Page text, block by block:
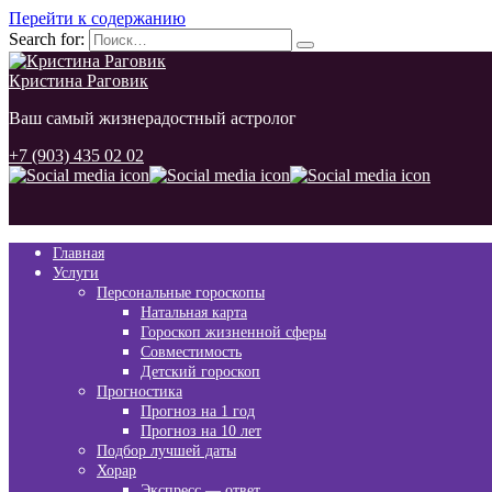
Перейти к содержанию
Search for:
Кристина Раговик
Ваш самый жизнерадостный астролог
+7 (903) 435 02 02
Главная
Услуги
Персональные гороскопы
Натальная карта
Гороскоп жизненной сферы
Совместимость
Детский гороскоп
Прогностика
Прогноз на 1 год
Прогноз на 10 лет
Подбор лучшей даты
Хорар